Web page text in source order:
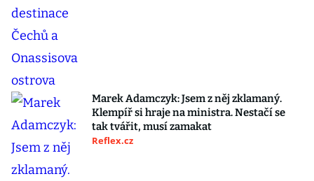
Marek Adamczyk: Jsem z něj zklamaný.
Klempíř si hraje na ministra. Nestačí se
tak tvářit, musí zamakat
Reflex.cz